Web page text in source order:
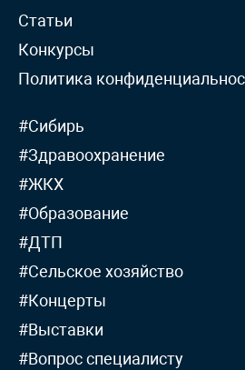
Статьи
Конкурсы
Политика
#Сибирь
#Здравоохранение
#ЖКХ
#Образование
#ДТП
#Сельское хозяйство
#Концерты
#Выставки
#Вопрос специалисту